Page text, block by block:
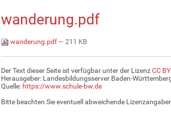
wanderung.pdf
wanderung.pdf— 211 KB
Der Text dieser Seite ist verfügbar unter der LizenzCC
Herausgeber: Landesbildungsserver Baden-
Quelle: https://www.schule-bw.de
Bitte beachten Sie eventuell abweichende